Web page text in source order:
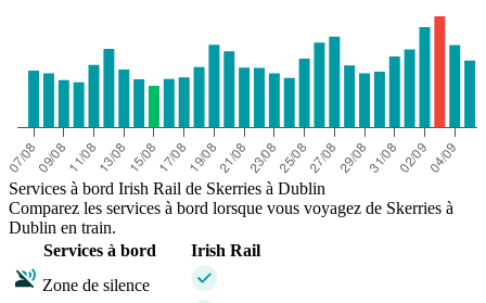
Services à bord Irish Rail de Skerries à Dublin
Comparez les services à bord lorsque vous voyagez de Skerries à
Dublin en train.
Services à bord
Irish Rail
Zone de silence